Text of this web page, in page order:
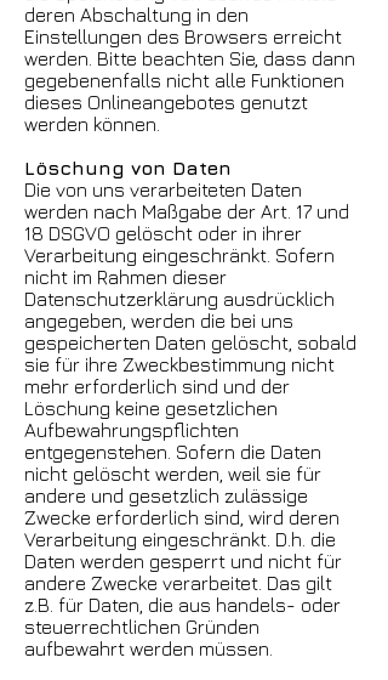
deren Abschaltung in den
Einstellungen des Browsers erreicht
werden. Bitte beachten Sie, dass dann
gegebenenfalls nicht alle Funktionen
dieses Onlineangebotes genutzt
werden können.
Löschung von Daten
Die von uns verarbeiteten Daten
werden nach Maßgabe der Art. 17 und
18 DSGVO gelöscht oder in ihrer
Verarbeitung eingeschränkt. Sofern
nicht im Rahmen dieser
Datenschutzerklärung ausdrücklich
angegeben, werden die bei uns
gespeicherten Daten gelöscht, sobald
sie für ihre Zweckbestimmung nicht
mehr erforderlich sind und der
Löschung keine gesetzlichen
Aufbewahrungspflichten
entgegenstehen. Sofern die Daten
nicht gelöscht werden, weil sie für
andere und gesetzlich zulässige
Zwecke erforderlich sind, wird deren
Verarbeitung eingeschränkt. D.h. die
Daten werden gesperrt und nicht für
andere Zwecke verarbeitet. Das gilt
z.B. für Daten, die aus handels- oder
steuerrechtlichen Gründen
aufbewahrt werden müssen.